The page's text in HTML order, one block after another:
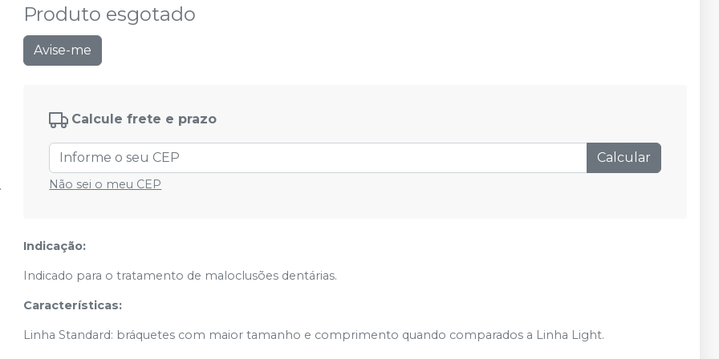
Produto esgotado
Avise-me
Calcule frete e prazo
Calcular
Não sei o meu CEP
Indicação:
Indicado para o tratamento de maloclusões dentárias.
Características:
Linha Standard: bráquetes com maior tamanho e comprimento quando comparados a Linha Light.